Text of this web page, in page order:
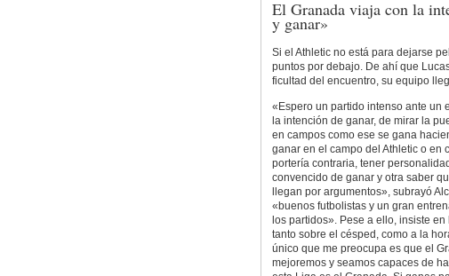
El Granada viaja con la
y ganar»
Si el Athletic no está para dejarse
puntos por debajo. De ahí que
ficultad del encuentro, su equipo
«Espero un partido intenso ante un
la intención de ganar, de mirar la
en campos como ese se gana
ganar en el campo del Athletic o en
portería contraria, tener
convencido de ganar y otra saber
llegan por argumentos», subrayó
«buenos futbolistas y un gran
los partidos». Pese a ello, insiste
tanto sobre el césped, como a la
único que me preocupa es que el
mejoremos y seamos capaces de